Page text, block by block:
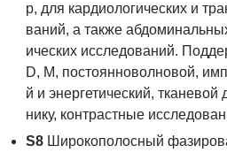
р, для кардиологических и
ваний, а также
ических исследований.
D, М, постоянноволновой,
й и энергетический,
нику, контрастные
S8Широкополосный